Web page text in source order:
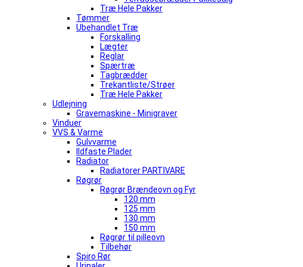
Træ Hele Pakker
Tømmer
Ubehandlet Træ
Forskalling
Lægter
Reglar
Spærtræ
Tagbrædder
Trekantliste/Strøer
Træ Hele Pakker
Udlejning
Gravemaskine - Minigraver
Vinduer
VVS & Varme
Gulvvarme
Ildfaste Plader
Radiator
Radiatorer PARTIVARE
Røgrør
Røgrør Brændeovn og Fyr
120 mm
125 mm
130 mm
150 mm
Røgrør til pilleovn
Tilbehør
Spiro Rør